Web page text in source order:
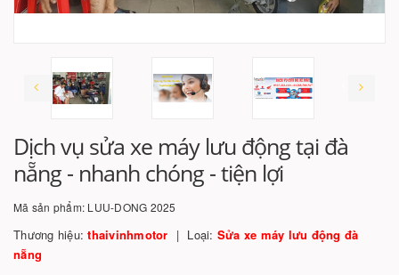
Dịch vụ sửa xe máy lưu động tại đà
nẵng - nhanh chóng - tiện lợi
Mã sản phẩm: LUU-DONG 2025
Thương hiệu:thaivinhmotor Loại: Sửa xe máy lưu động đà
nẵng